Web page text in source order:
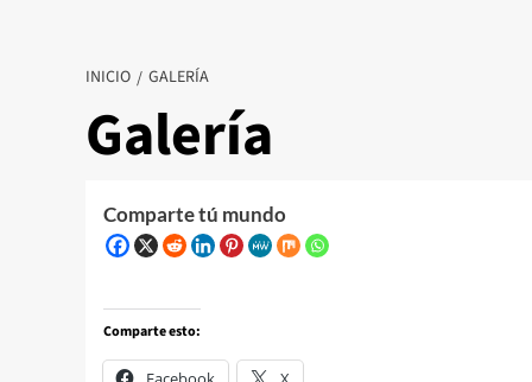
INICIO GALERÍA
Galería
Comparte tú mundo
Comparte esto: